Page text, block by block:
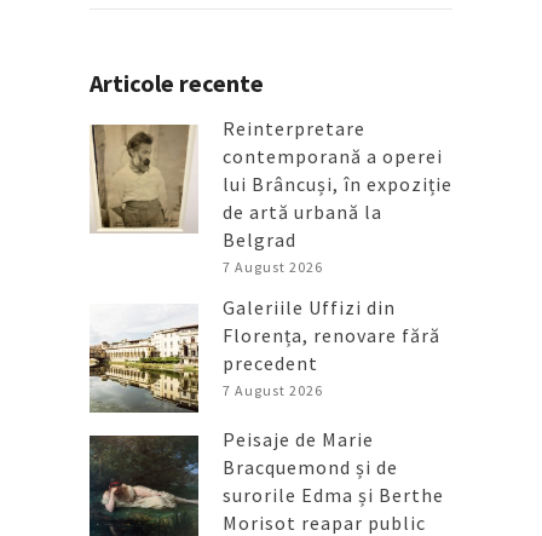
Articole recente
Reinterpretare
contemporană a operei
lui Brâncuși, în expoziție
de artă urbană la
Belgrad
7 August 2026
Galeriile Uffizi din
Florența, renovare fără
precedent
7 August 2026
Peisaje de Marie
Bracquemond și de
surorile Edma și Berthe
Morisot reapar public